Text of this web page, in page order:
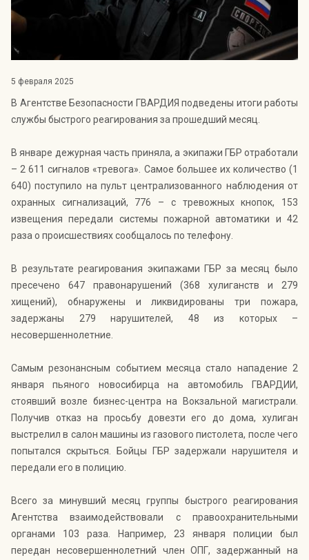
5 февраля 2025
В Агентстве Безопасности ГВАРДИЯ подведены итоги работы
службы быстрого реагирования за прошедший месяц.
В январе дежурная часть приняла, а экипажи ГБР отработали
– 2 611 сигналов «тревога». Самое большее их количество (1
640) поступило на пульт централизованного наблюдения от
охранных сигнализаций, 776 – с тревожных кнопок, 153
извещения передали системы пожарной автоматики и 42
раза о происшествиях сообщалось по телефону.
В результате реагирования экипажами ГБР за месяц было
пресечено 647 правонарушений (368 хулиганств и 279
хищений), обнаружены и ликвидированы три пожара,
задержаны 279 нарушителей, 48 из которых –
несовершеннолетние.
Самым резонансным событием месяца стало нападение 2
января пьяного новосибирца на автомобиль ГВАРДИИ,
стоявший возле бизнес-центра на Вокзальной магистрали.
Получив отказ на просьбу довезти его до дома, хулиган
выстрелил в салон машины из газового пистолета, после чего
попытался скрыться. Бойцы ГБР задержали нарушителя и
передали его в полицию.
Всего за минувший месяц группы быстрого реагирования
Агентства взаимодействовали с правоохранительными
органами 103 раза. Например, 23 января полиции был
передан несовершеннолетний член ОПГ, задержанный на